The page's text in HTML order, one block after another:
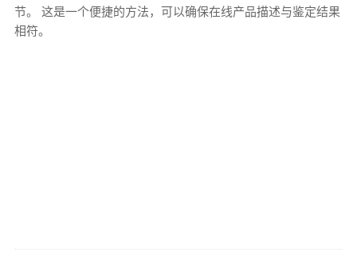
节。 这是一个便捷的方法，可以确保在线产品描述与鉴定结果
相符。